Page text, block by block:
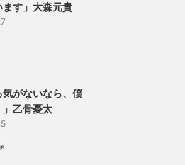
ます」大森元貴
気がないなら、僕
乙骨憂太